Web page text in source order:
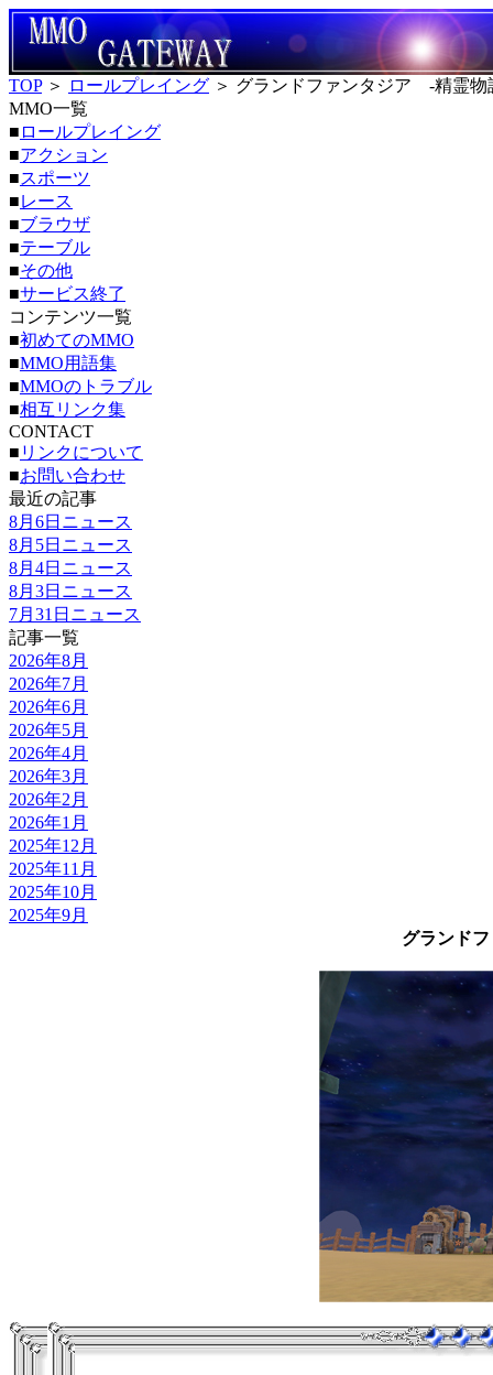
TOP＞ ロールプレイング ＞ グランドファンタジア -精霊物
MMO一覧
■ ロールプレイング
■アクション
■スポーツ
■レース
■ブラウザ
■テーブル
■その他
■サービス終了
コンテンツ一覧
■初めてのMMO
■MMO用語集
■MMOのトラブル
■相互リンク集
CONTACT
■ リンクについて
■お問い合わせ
最近の記事
8月6日ニュース
8月5日ニュース
8月4日ニュース
8月3日ニュース
7月31日ニュース
記事一覧
2026年8月
2026年7月
2026年6月
2026年5月
2026年4月
2026年3月
2026年2月
2026年1月
2025年12月
2025年11月
2025年10月
2025年9月
グランド